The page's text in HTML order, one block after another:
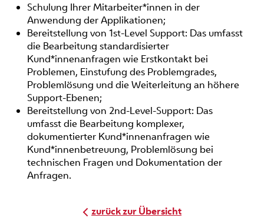
Schulung Ihrer Mitarbeiter*innen in der
Anwendung der Applikationen;
Bereitstellung von 1st-Level Support: Das umfasst
die Bearbeitung standardisierter
Kund*innenanfragen wie Erstkontakt bei
Problemen, Einstufung des Problemgrades,
Problemlösung und die Weiterleitung an höhere
Support-Ebenen;
Bereitstellung von 2nd-Level-Support: Das
umfasst die Bearbeitung komplexer,
dokumentierter Kund*innenanfragen wie
Kund*innenbetreuung, Problemlösung bei
technischen Fragen und Dokumentation der
Anfragen.
zurück zur Übersicht